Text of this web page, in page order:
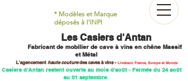
Les Casiers d'Antan
Fabricant de mobilierde cave à vins en chêne Massif
et Métal
L'agencement haute couturedes cavesà vins - Livraison France, Europe et Monde
Casiers d'Antan restent ouverts au mois d'août - Fermés du 24 août
au 01 septembre.
* Modèles et Marque
déposés à l'INPI